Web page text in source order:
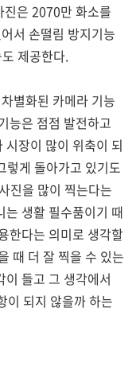
은 2070만 화소를
서 손떨림 방지기능
제공한다.
별화된 카메라 기능
능은 점점 발전하고
장이 많이 위축이 되
렇게 돌아가고 있기도
진을 많이 찍는다는
는 생활 필수품이기 때
한다는 의미로 생각할
때 더 잘 찍을 수 있는
들고 그 생각에서
이 되지 않을까 하는